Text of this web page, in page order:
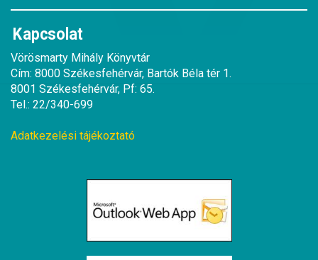
Kapcsolat
Vörösmarty Mihály Könyvtár
Cím: 8000 Székesfehérvár, Bartók Béla tér 1.
8001 Székesfehérvár, Pf: 65.
Tel.: 22/340-699
Adatkezelési tájékoztató